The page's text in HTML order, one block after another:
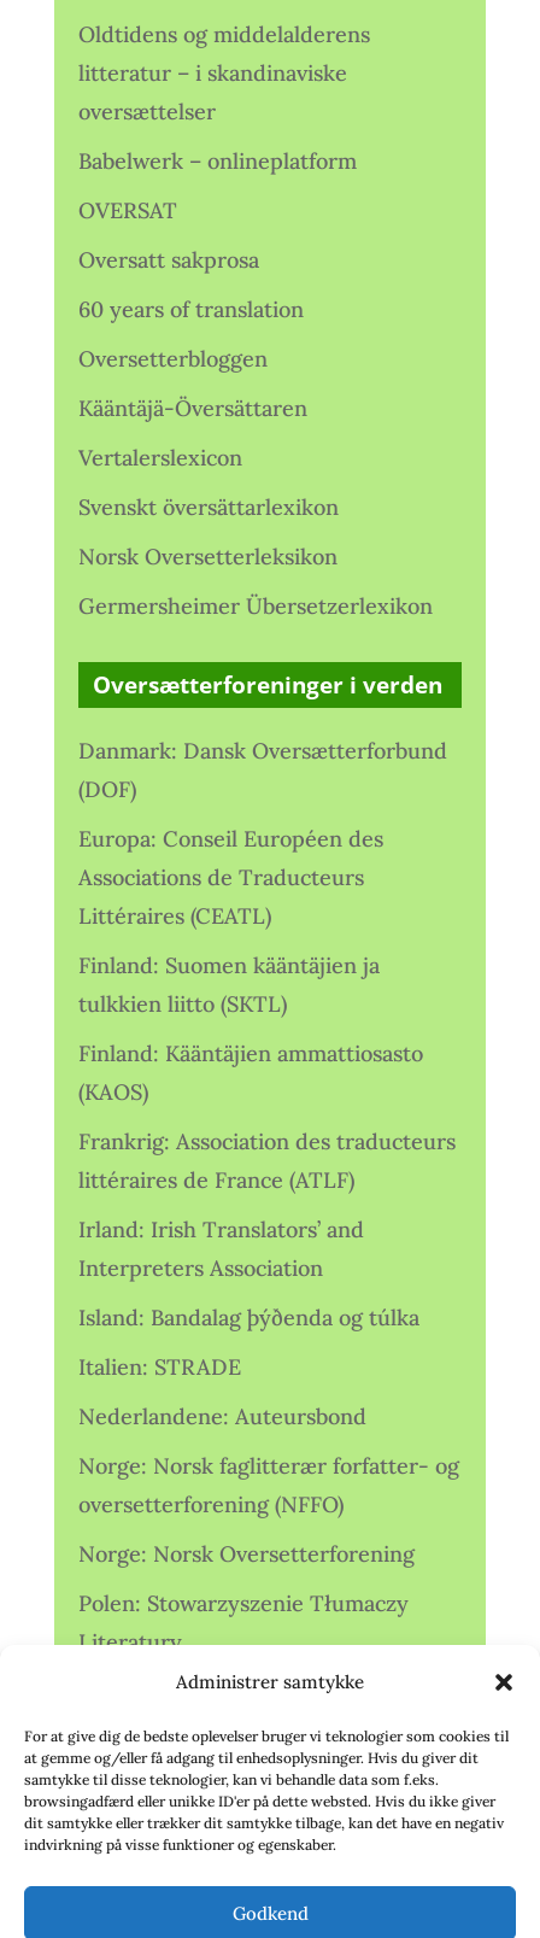
Administrer samtykke
For at give dig de bedste oplevelser bruger vi teknologier som cookies til
at gemme og/eller få adgang til enhedsoplysninger. Hvis du giver dit
samtykke til disse teknologier, kan vi behandle data som f.eks.
browsingadfærd eller unikke ID'er på dette websted. Hvis du ikke giver
dit samtykke eller trækker dit samtykke tilbage, kan det have en negativ
indvirkning på visse funktioner og egenskaber.
Godkend
Oldtidens og middelalderens
litteratur – i skandinaviske
oversættelser
Babelwerk – onlineplatform
OVERSAT
Oversatt sakprosa
60 years of translation
Oversetterbloggen
Kääntäjä-Översättaren
Vertalerslexicon
Svenskt översättarlexikon
Norsk Oversetterleksikon
Germersheimer Übersetzerlexikon
Oversætterforeninger i verden
Danmark: Dansk Oversætterforbund
(DOF)
Europa: Conseil Européen des
Associations de Traducteurs
Littéraires (CEATL)
Finland: Suomen kääntäjien ja
tulkkien liitto (SKTL)
Finland: Kääntäjien ammattiosasto
(KAOS)
Frankrig: Association des traducteurs
littéraires de France (ATLF)
Irland: Irish Translators’ and
Interpreters Association
Island: Bandalag þýðenda og túlka
Italien: STRADE
Nederlandene: Auteursbond
Norge: Norsk faglitterær forfatter- og
oversetterforening (NFFO)
Norge: Norsk Oversetterforening
Polen: Stowarzyszenie Tłumaczy
Literatury
Storbritannien: Translators
Association (TA)
Sverige: Översättarsektionen (Ö.)
Sverige: Översättarcentrum (ÖC)
deutschsprachiger Übersetzer (VdÜ)